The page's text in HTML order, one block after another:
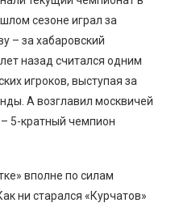
сезоне играл за
– за хабаровский
назад считался одним
игроков, выступая за
А возглавил москвичей
5-кратный чемпион
вполне по силам
ни старался «Курчатов»